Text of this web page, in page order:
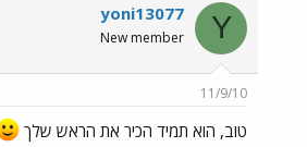
Y
yoni13077
New member
11/9/10
טוב, הוא תמיד הכיר את הראש שלך